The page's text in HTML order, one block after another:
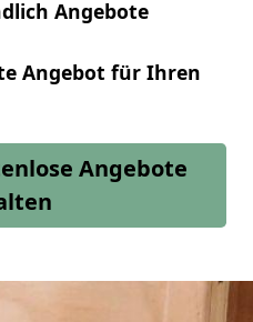
Angebote
Angebot für Ihren
Angebote